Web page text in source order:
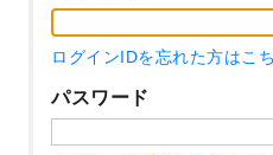
ログインIDを忘れた方はこ
パスワード